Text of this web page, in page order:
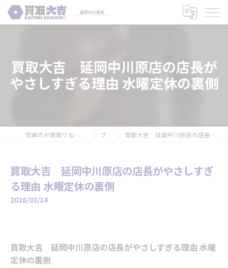
買取大吉 延岡中川原店の店長が
やさしすぎる理由 水曜定休の裏側
宮崎のお買取りなら買取大吉 延岡中川原店 ブログ 買取大吉 延岡中川原店の店長がやさしすぎる理由 水曜定休の裏側
買取大吉 延岡中川原店の店長がやさしすぎ
る理由 水曜定休の裏側
2026/03/14
買取大吉 延岡中川原店の店長がやさしすぎる理由 水曜
定休の裏側